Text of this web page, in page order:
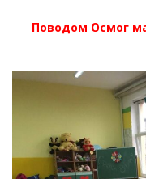
Поводом Осмог